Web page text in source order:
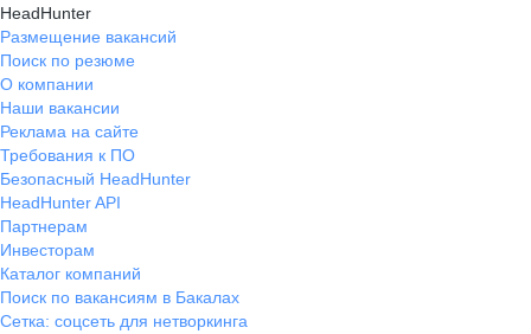
HeadHunter
Размещение вакансий
Поиск по резюме
О компании
Наши вакансии
Реклама на сайте
Требования к ПО
Безопасный HeadHunter
HeadHunter API
Партнерам
Инвесторам
Каталог компаний
Поиск по вакансиям в Бакалах
Сетка: соцсеть для нетворкинга